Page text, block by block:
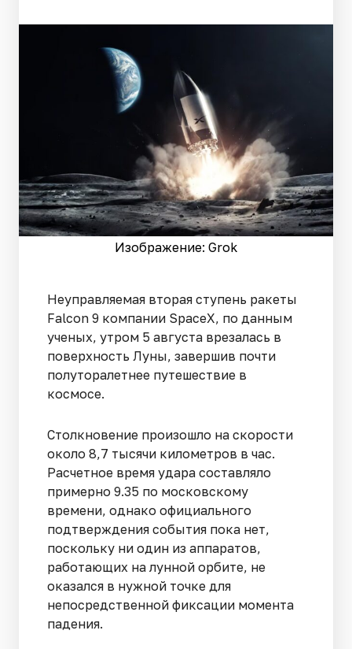
Изображение: Grok
Неуправляемая вторая ступень ракеты
Falcon 9 компании SpaceX, по данным
ученых, утром 5 августа врезалась в
поверхность Луны, завершив почти
полуторалетнее путешествие в
космосе.
Столкновение произошло на скорости
около 8,7 тысячи километров в час.
Расчетное время удара составляло
примерно 9.35 по московскому
времени, однако официального
подтверждения события пока нет,
поскольку ни один из аппаратов,
работающих на лунной орбите, не
оказался в нужной точке для
непосредственной фиксации момента
падения.